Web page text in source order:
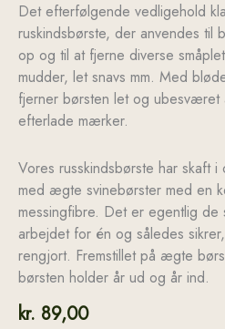
Det efterfølgende vedligehold
ruskindsbørste, der anvendes til
op og til at fjerne diverse
mudder, let snavs mm. Med
fjerner børsten let og
efterlade mærker.
Vores russkindsbørste har skaft
med ægte svinebørster med en
messingfibre. Det er egentlig
arbejdet for én og således
rengjort. Fremstillet på ægte
børsten holder år ud og år ind.
kr. 89,00